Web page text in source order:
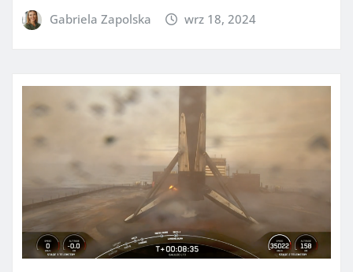
Gabriela Zapolska wrz 18, 2024